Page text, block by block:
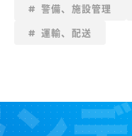
警備、施設管理
運輸、配送